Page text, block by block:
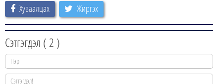
Хуваалцах Жиргэх
Сэтгэгдэл (2 )